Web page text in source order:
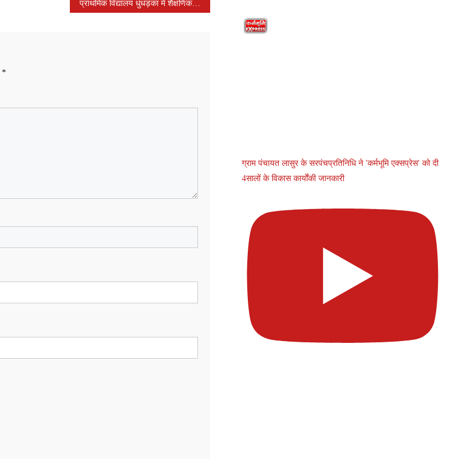
प्राथमिक विद्यालय धुंधड़का में शैक्षणिक सामग्री एवं चरण पादुका का हुआ वितरण
*
ग्राम पंचायत लासुर के सरपंचप्रतिनिधि ने 'कर्मभूमि एक्सप्रेस' को दी
4सालों के विकास कार्योंकी जानकारी